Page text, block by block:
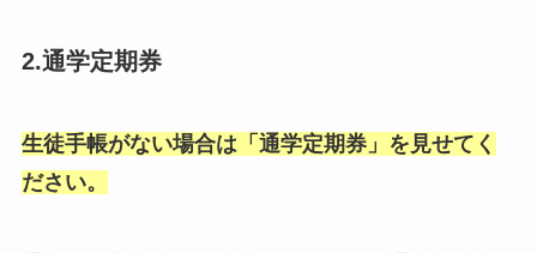
2.通学定期券
生徒手帳がない場合は「通学定期券」を見せてく
ださい。